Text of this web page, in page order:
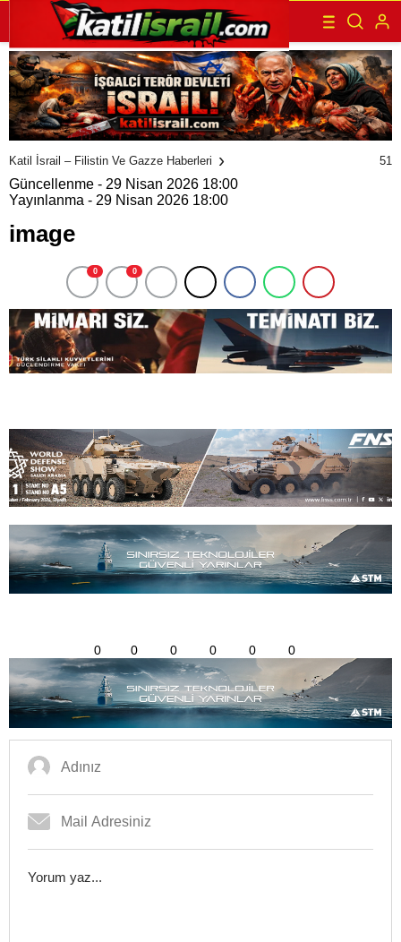
Katil İsrail – Filistin Ve Gazze Haberleri 51
Güncellenme - 29 Nisan 2026 18:00
Yayınlanma - 29 Nisan 2026 18:00
image
0 0
0 0 0 0 0 0